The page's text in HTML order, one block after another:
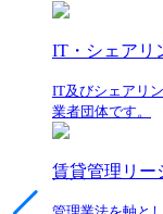
IT・シェアリ
IT及びシェアリ
業者団体です。
賃貸管理リー